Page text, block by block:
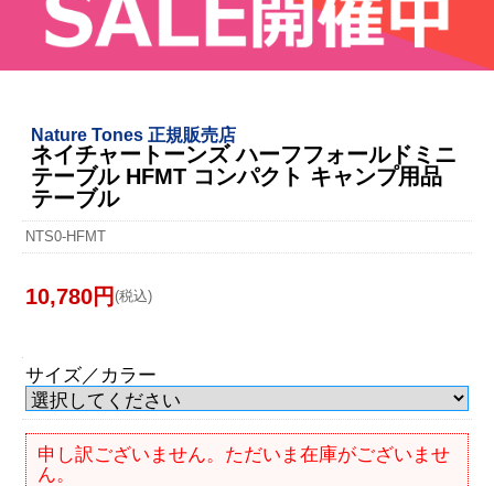
Nature Tones 正規販売店
ネイチャートーンズ ハーフフォールドミニ
テーブル HFMT コンパクト キャンプ用品
テーブル
NTS0-HFMT
10,780円 (税込)
サイズ／カラー
申し訳ございません。ただいま在庫がございませ
ん。